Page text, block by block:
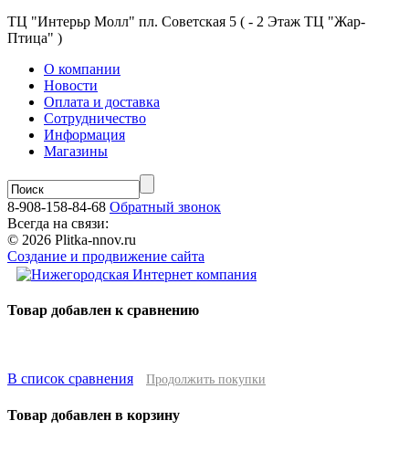
ТЦ "Интерьр Молл" пл. Советская 5 ( - 2 Этаж ТЦ "Жар-
Птица" )
О компании
Новости
Оплата и доставка
Сотрудничество
Информация
Магазины
8-908-158-84-68 Обратный звонок
Всегда на связи:
© 2026 Plitka-nnov.ru
Создание и продвижение сайта
Товар добавлен к сравнению
В список сравнения Продолжить покупки
Товар добавлен в корзину